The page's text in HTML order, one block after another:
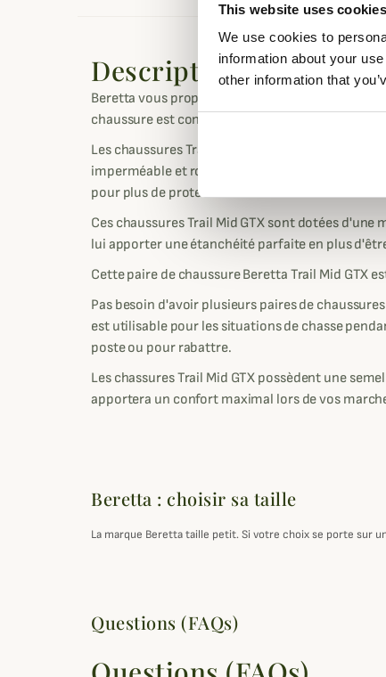
This website uses cookies
We use cookies to
information about your
other information that
Description
Beretta vous propose ces superbes chaussures
chaussure est conçue pour tous types de chasses.
Les chaussures Trail Mid GTX sont conçues en
imperméable et robuste. De plus la chaussure
pour plus de protection.
Ces chaussures Trail Mid GTX sont dotées d'une
lui apporter une étanchéité parfaite en plus
Cette paire de chaussure Beretta Trail Mid GTX
Pas besoin d'avoir plusieurs paires de
est utilisable pour les situations de chasse
poste ou pour rabattre.
Les chassures Trail Mid GTX possèdent une
apportera un confort maximal lors de vos
Beretta : choisir sa taille
La marque Beretta taille petit. Si votre choix se porte sur
Questions (FAQs)